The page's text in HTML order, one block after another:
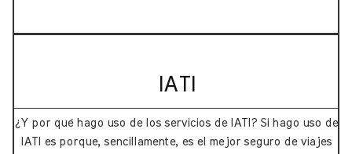
IATI
¿Y por qué hago uso de los servicios de IATI? Si hago uso de
IATI es porque, sencillamente, es el mejor seguro de viajes